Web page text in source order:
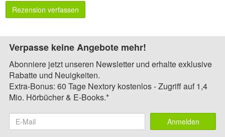
Rezension verfassen
Verpasse keine Angebote mehr!
Abonniere jetzt unseren Newsletter und erhalte exklusive
Rabatte und Neuigkeiten.
Extra-Bonus: 60 Tage Nextory kostenlos - Zugriff auf 1,4
Mio. Hörbücher & E-Books.*
Anmelden